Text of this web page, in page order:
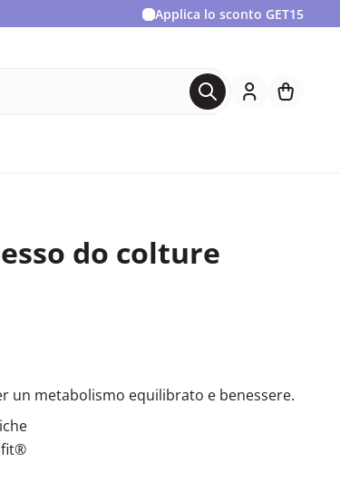
Applica lo sconto GET15
do colture
un metabolismo equilibrato e benessere.